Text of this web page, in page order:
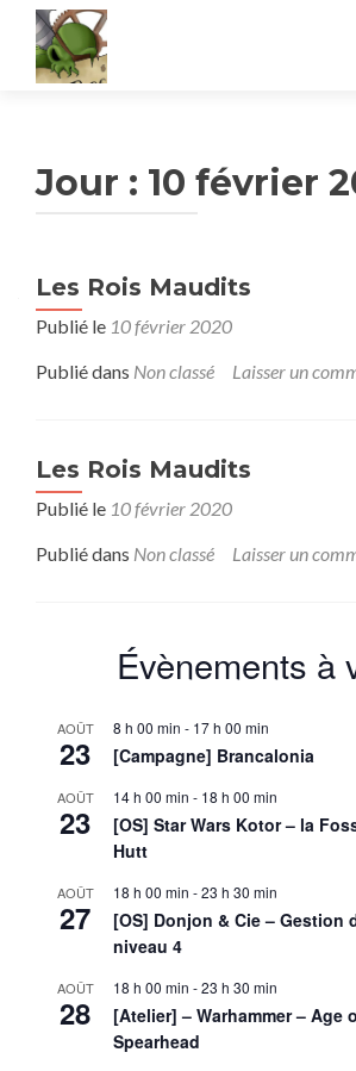
Jour : 10 février
Les Rois Maudits
Publié le 10 février 2020
Publié dans Non classé Laisser un
Les Rois Maudits
Publié le 10 février 2020
Publié dans Non classé Laisser un
Évènements à
AOÛT
23
8 h 00 min - 17 h 00 min
[Campagne] Brancalonia
AOÛT
23
14 h 00 min - 18 h 00 min
[OS] Star Wars Kotor – la
Hutt
AOÛT
27
18 h 00 min -23 h 30 min
[OS] Donjon & Cie – Gestion
niveau 4
AOÛT
28
18 h 00 min -23 h 30 min
[Atelier] – Warhammer – Age
Spearhead